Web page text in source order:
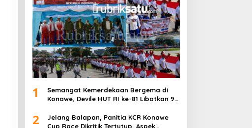
1
Semangat Kemerdekaan Bergema di
Konawe, Devile HUT RI ke-81 Libatkan 98
2
Jelang Balapan, Panitia KCR Konawe
Cup Race Dikritik Tertutup, Aspek